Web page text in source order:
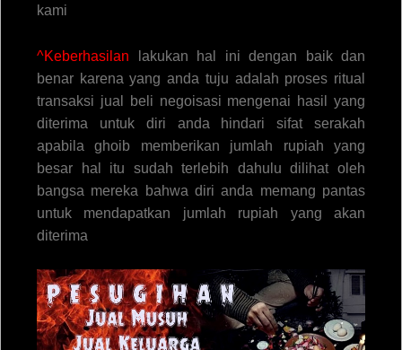
kami
^Keberhasilan lakukan hal ini dengan baik dan
benar karena yang anda tuju adalah proses ritual
transaksi jual beli negoisasi mengenai hasil yang
diterima untuk diri anda hindari sifat serakah
apabila ghoib memberikan jumlah rupiah yang
besar hal itu sudah terlebih dahulu dilihat oleh
bangsa mereka bahwa diri anda memang pantas
untuk mendapatkan jumlah rupiah yang akan
diterima